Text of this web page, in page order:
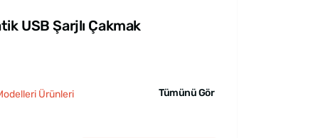
USB Şarjlı Çakmak
Ürünleri Tümünü Gör